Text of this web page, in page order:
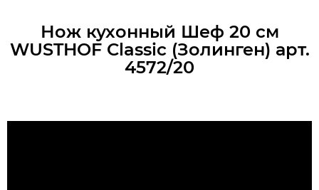
Нож кухонный Шеф 20 см
WUSTHOF Classic (Золинген) арт.
4572/20